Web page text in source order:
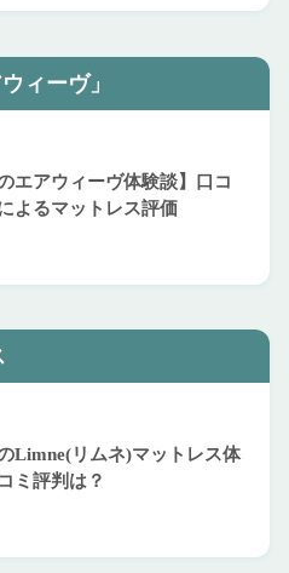
ィーヴ」
エアウィーヴ体験談】口コ
よるマットレス評価
Limne(リムネ)マットレス体
ミ評判は？